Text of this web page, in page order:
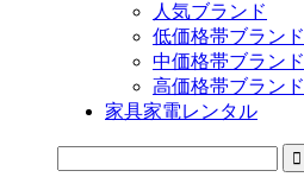
人気ブランド
低価格帯ブランド
中価格帯ブランド
高価格帯ブランド
家具家電レンタル